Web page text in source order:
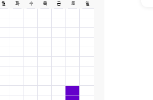
월 화 수 목 금 토
일